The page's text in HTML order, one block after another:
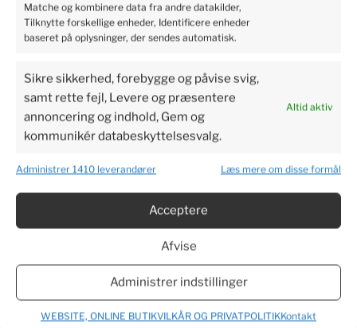
Matche og kombinere data fra andre datakilder,
Tilknytte forskellige enheder, Identificere enheder
baseret på oplysninger, der sendes automatisk.
Sikre sikkerhed, forebygge og påvise svig,
samt rette fejl, Levere og præsentere
annoncering og indhold, Gem og
kommunikér databeskyttelsesvalg.
Altid aktiv
Administrer 1410 leverandører Læs mere om disse formål
Acceptere
Afvise
Administrer indstillinger
WEBSITE, ONLINE BUTIKVILKÅR OG PRIVATPOLITIKKontakt
5
Perfect service, I recommend it.
2024-06-03
Bjarne
3
review. Have waited more than a week now. To long to wait.
TrustMate.io... unverified review
Welcome on board! We are happy to help you simplify the
review process for your customers and let everyone know